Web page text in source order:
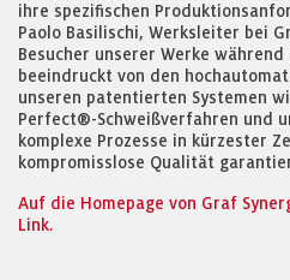
ihre spezifischen
Paolo Basilischi, Werksleiter bei
Besucher unserer Werke während
beeindruckt von den
unseren patentierten Systemen
Perfect®-Schweißverfahren und
komplexe Prozesse in kürzester
kompromisslose Qualität
Auf die Homepage von Graf
Link.